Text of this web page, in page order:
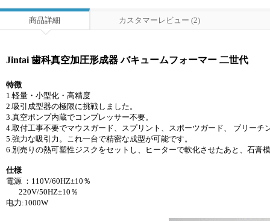
商品詳細 カスタマーレビュー (2)
Jintai 歯科真空加圧形成器 バキュームフォーマー 二世代
特徴
1.軽量・小型化・高精度
2.吸引成型器の極限に挑戦しました。
3.真空ポンプ内蔵でコンプレッサー不要。
4.取付工事不要でマウスガード、スプリント、スポーツガード、 ブリー
5.強力な吸引力。これ一台で精密な成型が可能です。
6.別売りの熱可塑性ジスクをセットし、ヒーターで軟化させたあと、石
仕様
電源 ：110V/60HZ±10％
220V/50HZ±10％
电力:1000W